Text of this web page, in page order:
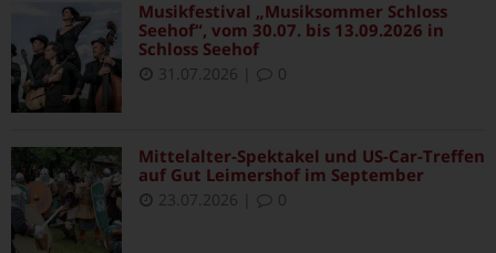
Musikfestival „Musiksommer Schloss
Seehof“, vom 30.07. bis 13.09.2026 in
Schloss Seehof
31.07.2026 0
Mittelalter-Spektakel und US-Car-Treffen
auf Gut Leimershof im September
23.07.2026 0